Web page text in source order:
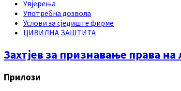
Увјерења
Употребна дозвола
Услови за сједиште фирме
ЦИВИЛНА ЗАШТИТА
Захтјев за признавање права
Прилози